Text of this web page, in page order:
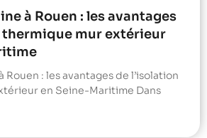
à Rouen : les avantages
thermique mur extérieur
Rouen : les avantages de l’isolation
en Seine-Maritime Dans